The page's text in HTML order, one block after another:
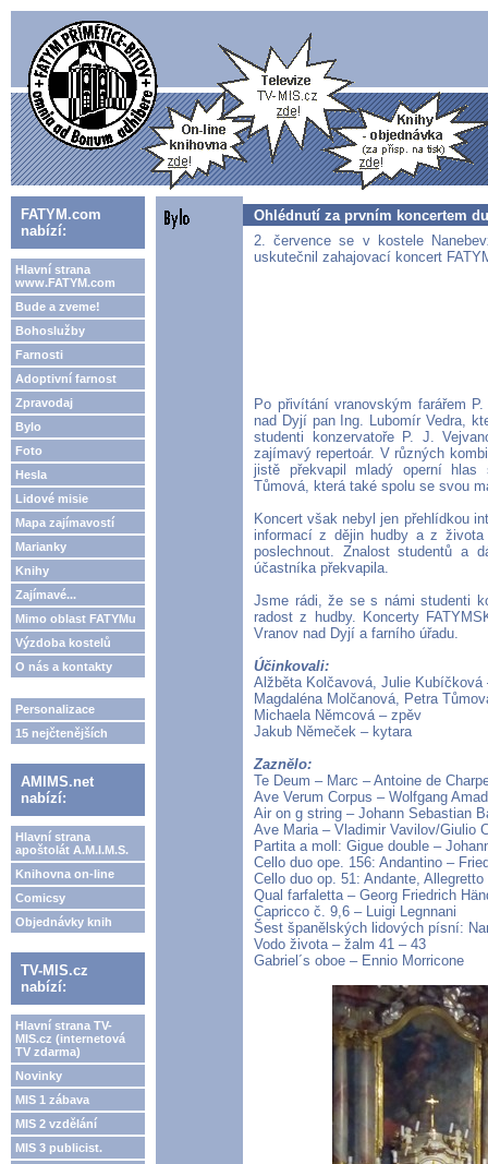
FATYM.com
nabízí:
Hlavní strana
www.FATYM.com
Bude a zveme!
Bohoslužby
Farnosti
Adoptivní farnost
Zpravodaj
Bylo
Foto
Hesla
Lidové misie
Mapa zajímavostí
Marianky
Knihy
Zajímavé...
Mimo oblast FATYMu
Výzdoba kostelů
O nás a kontakty
Personalizace
15 nejčtenějších
AMIMS.net
nabízí:
Hlavní strana
apoštolát A.M.I.M.S.
Knihovna on-line
Comicsy
Objednávky knih
TV-MIS.cz
nabízí:
Hlavní strana TV-
MIS.cz (internetová
TV zdarma)
Novinky
MIS 1 zábava
MIS 2 vzdělání
MIS 3 publicist.
Ohlédnutí za prvním koncertem
2. července se v kostele
uskutečnil zahajovací koncert
Po přivítání vranovským farářem
nad Dyjí pan Ing. Lubomír Vedra,
studenti konzervatoře P. J.
zajímavý repertoár. V různých
jistě překvapil mladý operní hlas
Tůmová, která také spolu se svou
Koncert však nebyl jen přehlídkou
informací z dějin hudby a z
poslechnout. Znalost studentů a
účastníka překvapila.
Jsme rádi, že se s námi studenti
radost z hudby. Koncerty
Vranov nad Dyjí a farního úřadu.
Účinkovali:
Alžběta Kolčavová, Julie Kubíčková
Magdaléna Molčanová, Petra
Michaela Němcová – zpěv
Jakub Němeček – kytara
Zaznělo:
Te Deum – Marc – Antoine de
Ave Verum Corpus – Wolfgang
Air on g string – Johann Sebastian
Ave Maria – Vladimir Vavilov/Giulio
Partita a moll: Gigue double –
Cello duo ope. 156: Andantino –
Cello duo op. 51: Andante,
Qual farfaletta – Georg Friedrich
Capricco č. 9,6 – Luigi Legnnani
Šest španělských lidových písní:
Vodo života – žalm 41 – 43
Gabriel´s oboe – Ennio Morricone